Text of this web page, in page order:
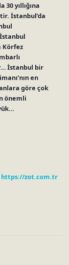
30 yıllığına
İstanbul’da
Körfez
İstanbul bir
en
göre çok
önemli
https://zot.com.tr